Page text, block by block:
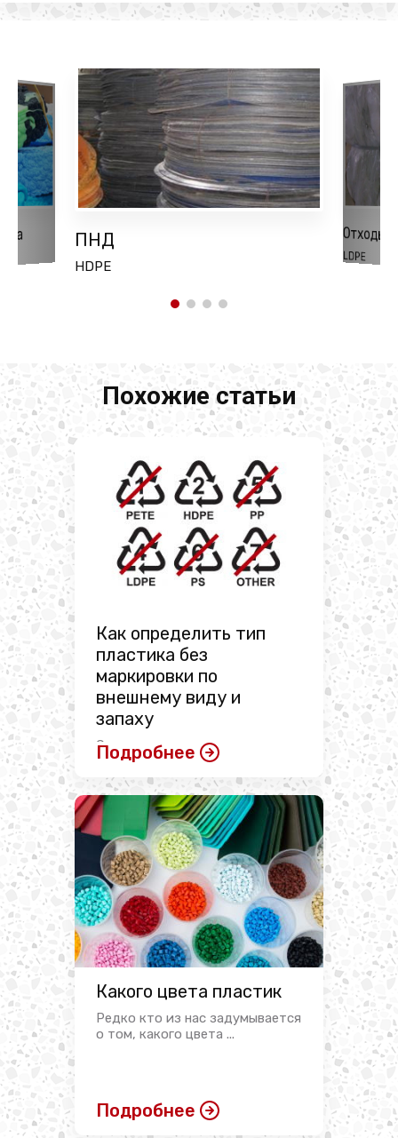
ПНД
HDPE
Отходы
LDPE
Похожие статьи
Как определить тип
пластика без
маркировки по
внешнему виду и
запаху
Сегодня используется много
различных типов пластмассы.
Полимерные изделия оказались
...
Подробнее
Какого цвета пластик
Редко кто из нас задумывается
о том, какого цвета ...
Подробнее